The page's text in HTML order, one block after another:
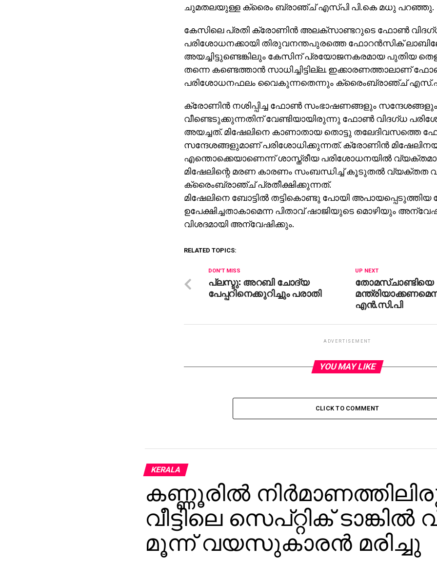
ചുമതലയുള്ള ക്രൈം ബ്രാഞ്ച് എസ്പി പി.കെ മധു പറഞ്ഞു.
കേസിലെ പ്രതി ക്രോണിന്‍ അലക്‌സാണ്ടറുടെ ഫോണ്‍
പരിശോധനക്കായി തിരുവനന്തപുരത്തെ ഫോറന്‍സിക്
അയച്ചിട്ടുണ്ടെങ്കിലും കേസിന് പ്രയോജനകരമായ പുതിയ
തന്നെ കണ്ടെത്താന്‍ സാധിച്ചിട്ടില്ല. ഇക്കാരണത്താലാണ്
പരിശോധനഫലം വൈകുന്നതെന്നും ക്രൈംബ്രാഞ്ച്
ക്രോണിന്‍ നശിപ്പിച്ച ഫോണ്‍ സംഭാഷണങ്ങളും സന്ദേശങ്ങളും
വീണ്ടെടുക്കുന്നതിന് വേണ്ടിയായിരുന്നു ഫോണ്‍ വിദഗ്ധ
അയച്ചത്. മിഷേലിനെ കാണാതായ തൊട്ടു തലേദിവസത്തെ
സന്ദേശങ്ങളുമാണ് പരിശോധിക്കുന്നത്. ക്രോണിന്‍
എന്തൊക്കെയാണെന്ന് ശാസ്ത്രീയ പരിശോധനയില്‍
മിഷേലിന്റെ മരണ കാരണം സംബന്ധിച്ച് കൂടുതല്‍ വ്യക്തത
ക്രൈംബ്രാഞ്ച് പ്രതീക്ഷിക്കുന്നത്.
മിഷേലിനെ ബോട്ടില്‍ തട്ടികൊണ്ടു പോയി
ഉപേക്ഷിച്ചതാകാമെന്ന പിതാവ് ഷാജിയുടെ മൊഴിയും
വിശദമായി അന്വേഷിക്കും.
RELATED TOPICS:
UP NEXT
തോമസ്ചാണ്ടിയെ
എന്‍.സി.പി
DON'T MISS
പ്ലസ്ടു: അറബി ചോദ്യ
പേപ്പറിനെക്കുറിച്ചും പരാതി
ADVERTISEMENT
YOU MAY LIKE
CLICK TO COMMENT
KERALA
കണ്ണൂരില്‍
വീട്ടിലെ സെപ്റ്റിക് ടാങ്കില്‍
മൂന്ന് വയസുകാരന്‍ മരിച്ചു